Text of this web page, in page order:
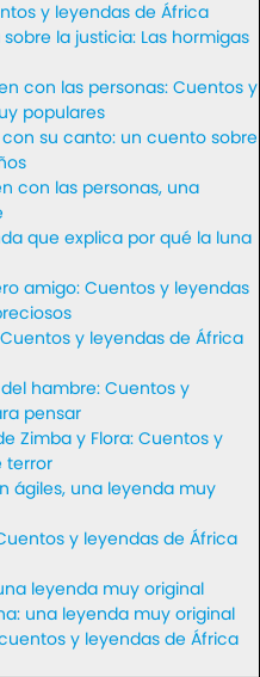
y leyendas de África
la justicia: Las hormigas
con las personas: Cuentos y
populares
su canto: un cuento sobre
con las personas, una
que explica por qué la luna
amigo: Cuentos y leyendas
y leyendas de África
hambre: Cuentos y
pensar
Zimba y Flora: Cuentos y
terror
ágiles, una leyenda muy
y leyendas de África
leyenda muy original
una leyenda muy original
y leyendas de África